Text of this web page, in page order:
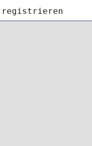
registrieren